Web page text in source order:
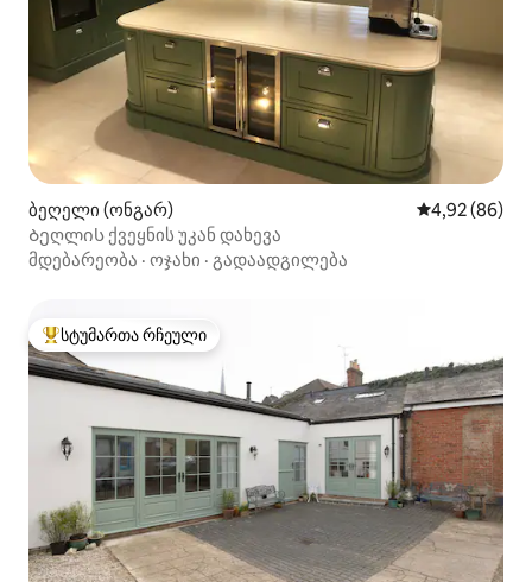
ბეღელი (ონგარ) საშუალო
4,92 (86)
Ბეღლის ქვეყნის უკან დახევა
მდებარეობა · ოჯახი · გადაადგილება
სტუმართა რჩეული მოწინავე ვარიანტი
სტუმართა რჩეული